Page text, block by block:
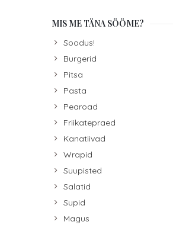
MIS ME TÄNA SÖÖME?
Soodus!
Burgerid
Pitsa
Pasta
Pearoad
Friikatepraed
Kanatiivad
Wrapid
Suupisted
Salatid
Supid
Magus